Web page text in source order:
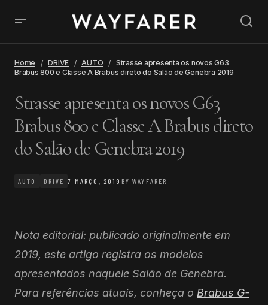
Home DRIVE AUTO
Strasse apresenta os novos G63
Brabus 800 e Classe A Brabus direto do Salão de Genebra 2019
Strasse apresenta os novos G63
Brabus 800 e Classe A Brabus direto
do Salão de Genebra 2019
AUTO DRIVE 7 MARÇO, 2019 BY WAYFARER
Nota editorial: publicado originalmente em
2019, este artigo registra os modelos
apresentados naquele Salão de Genebra.
Para referências atuais, conheça o Brabus G-